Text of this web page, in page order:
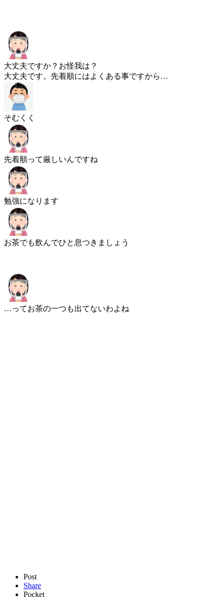
大丈夫ですか？お怪我は？
大丈夫です。先着順にはよくある事ですから…
そむくく
先着順って厳しいんですね
勉強になります
お茶でも飲んでひと息つきましょう
…ってお茶の一つも出てないわよね
Post
Share
Pocket